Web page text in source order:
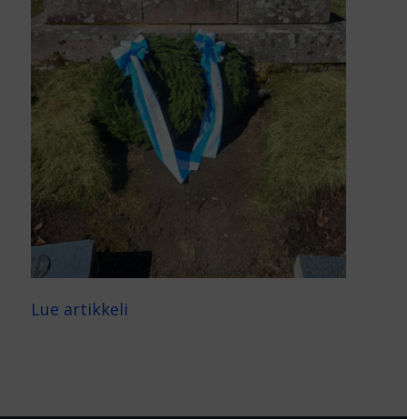
Lue artikkeli